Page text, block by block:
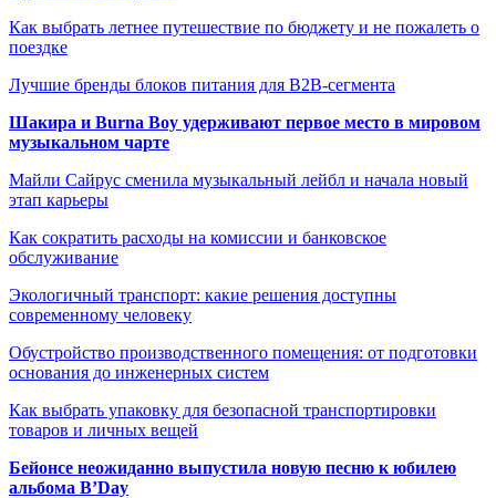
Как выбрать летнее путешествие по бюджету и не пожалеть о
поездке
Лучшие бренды блоков питания для B2B-сегмента
Шакира и Burna Boy удерживают первое место в мировом
музыкальном чарте
Майли Сайрус сменила музыкальный лейбл и начала новый
этап карьеры
Как сократить расходы на комиссии и банковское
обслуживание
Экологичный транспорт: какие решения доступны
современному человеку
Обустройство производственного помещения: от подготовки
основания до инженерных систем
Как выбрать упаковку для безопасной транспортировки
товаров и личных вещей
Бейонсе неожиданно выпустила новую песню к юбилею
альбома B’Day